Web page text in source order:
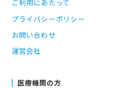
ご利用にあたって
プライバシーポリシー
お問い合わせ
運営会社
医療機関の方